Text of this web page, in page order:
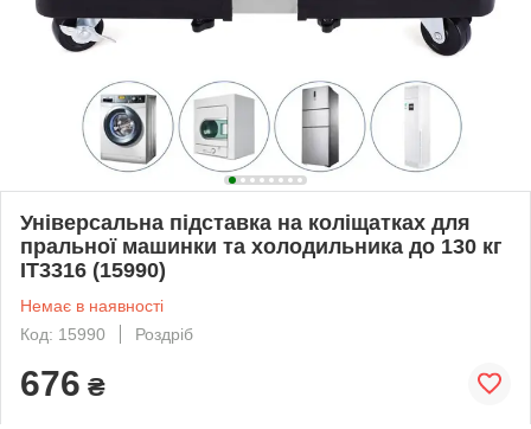
Універсальна підставка на коліщатках для
пральної машинки та холодильника до 130 кг
IT3316 (15990)
Немає в наявності
Код: 15990
Роздріб
676 ₴